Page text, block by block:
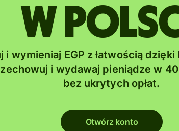
w
i wymieniaj EGP z łatwością dzięki
i wydawaj pieniądze w
bez ukrytych opłat.
Otwórz konto